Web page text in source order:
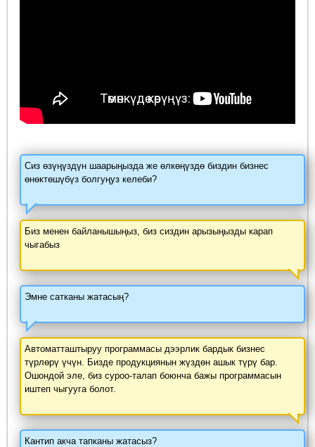
Сиз өзүңүздүн шаарыңызда же өлкөңүздө биздин бизнес
өнөктөшүбүз болгуңуз келеби?
Биз менен байланышыңыз, биз сиздин арызыңызды карап
чыгабыз
Эмне сатканы жатасың?
Автоматташтыруу программасы дээрлик бардык бизнес
түрлөрү үчүн. Бизде продукциянын жүздөн ашык түрү бар.
Ошондой эле, биз суроо-талап боюнча бажы программасын
иштеп чыгууга болот.
Кантип акча тапканы жатасыз?